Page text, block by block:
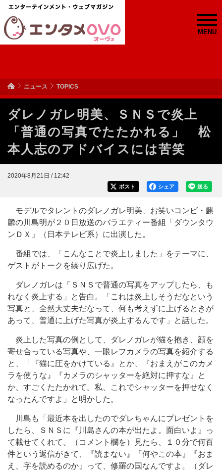
MENU
ニュース TOPICS
ダレノガレ明美、ＳＮＳで炎上
「普通の写真でたたかれる」 松
本人志のアドバイスには苦笑
2020年8月21日 / 12:42
送る
シェア
ポスト
モデルでタレントのダレノガレ明美、お笑いコンビ・麒
麟の川島明が２０日放送のバラエティー番組「ダウンタウ
ンＤＸ」（日本テレビ系）に出演した。
番組では、「こんなことで炎上しました」をテーマに、
ゲストがトークを繰り広げた。
ダレノガレは「ＳＮＳで普通の写真をアップしたら、も
れなく炎上する」と告白。「これは炎上しそうだなという
写真と、全然大丈夫だなって、何も考えずに上げるときが
あって、普通に上げた写真が炎上するんです」と話した。
炎上した写真の例として、ダレノガレが猫を抱き、顔を
寄せ合っている写真や、一眼レフカメラの写真を紹介する
と、「『猫に圧をかけている』とか、『おまえがこのカメ
ラを使うな』『カメラのシャッターを絶対に押すな』と
か、すごくたたかれて。私、これでシャッターを押せなく
なったんですよ」と明かした。
川島も「最近本を出したのでダレちゃんにプレゼントを
したら、ＳＮＳに『川島さんの本が出たよ。面白いよ』っ
て載せてくれて。（コメント欄を）見たら、１０分で何百
件という返信がきて、『読まない』『何やこの本』『おま
え、字を読めるのか』って、修羅の国なんですよ。（ダレ